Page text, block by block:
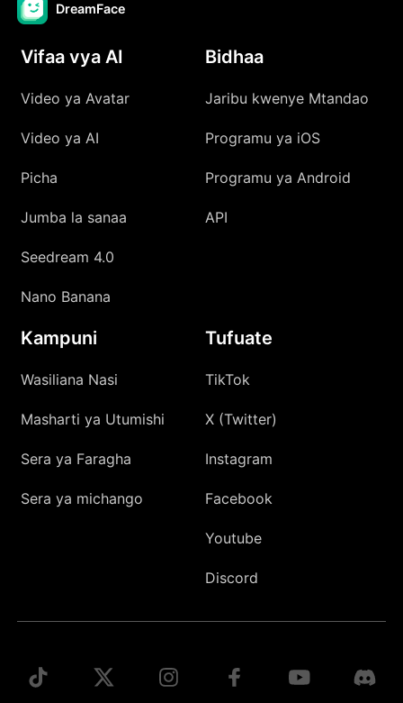
DreamFace
Vifaa vya AI
Video ya Avatar
Video ya AI
Picha
Jumba la sanaa
Seedream 4.0
Nano Banana
Bidhaa
Jaribu kwenye Mtandao
Programu ya iOS
Programu ya Android
API
Kampuni
Wasiliana Nasi
Masharti ya Utumishi
Sera ya Faragha
Sera ya michango
Tufuate
TikTok
X (Twitter)
Instagram
Facebook
Youtube
Discord